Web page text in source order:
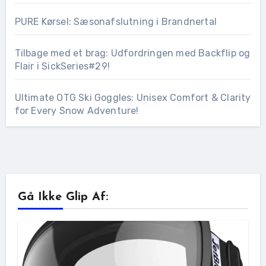
PURE Kørsel: Sæsonafslutning i Brandnertal
Tilbage med et brag: Udfordringen med Backflip og
Flair i SickSeries#29!
Ultimate OTG Ski Goggles: Unisex Comfort & Clarity
for Every Snow Adventure!
Gå Ikke Glip Af: